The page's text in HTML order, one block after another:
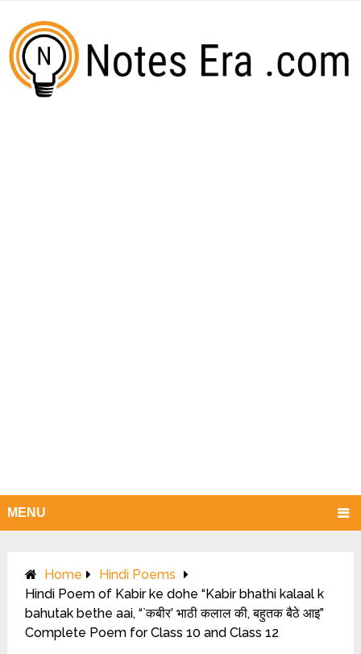
MENU
Home
Hindi Poems
Hindi Poem of Kabir ke dohe “Kabir bhathi kalaal k
bahutak bethe aai, “`कबीर’ भाठी कलाल की, बहुतक बैठे आइ”
Complete Poem for Class 10 and Class 12